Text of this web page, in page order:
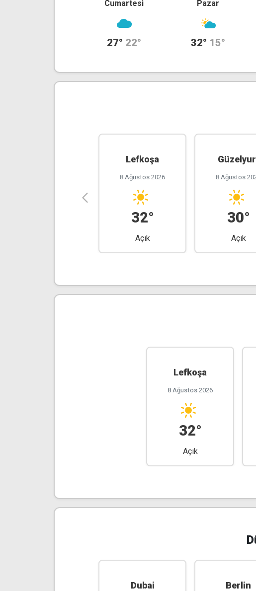
Cumartesi
27° 22°
Pazar
32° 15°
Lefkoşa
8 Ağustos 2026
32°
Açık
8 Ağustos
30°
Açık
Lefkoşa
8 Ağustos 2026
32°
Açık
Dubai Berlin